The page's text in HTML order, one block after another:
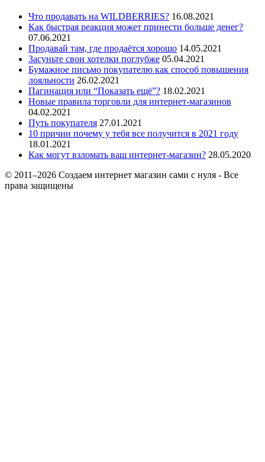
Что продавать на WILDBERRIES? 16.08.2021
Как быстрая реакция может принести больше денег?
07.06.2021
Продавай там, где продаётся хорошо 14.05.2021
Засуньте свои хотелки поглубже 05.04.2021
Бумажное письмо покупателю как способ повышения
лояльности 26.02.2021
Пагинация или “Показать ещё”? 18.02.2021
Новые правила торговли для интернет-магазинов
04.02.2021
Путь покупателя 27.01.2021
10 причин почему у тебя все получится в 2021 году
18.01.2021
Как могут взломать ваш интернет-магазин? 28.05.2020
© 2011–2026 Создаем интернет магазин сами с нуля - Все
права защищены